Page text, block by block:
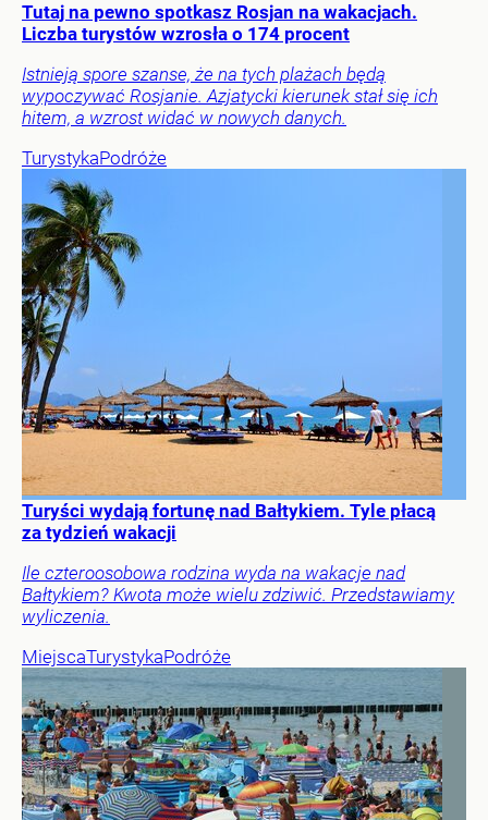
Tutaj na pewno spotkasz Rosjan na wakacjach.
Liczba turystów wzrosła o 174 procent
Istnieją spore szanse, że na tych plażach będą
wypoczywać Rosjanie. Azjatycki kierunek stał się ich
hitem, a wzrost widać w nowych danych.
TurystykaPodróże
Turyści wydają fortunę nad Bałtykiem. Tyle płacą
za tydzień wakacji
Ile czteroosobowa rodzina wyda na wakacje nad
Bałtykiem? Kwota może wielu zdziwić. Przedstawiamy
wyliczenia.
MiejscaTurystykaPodróże